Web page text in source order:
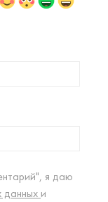
я даю
данных и